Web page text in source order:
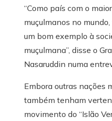
“Como país com o
muçulmanos no
um bom exemplo à
muçulmana”, disse o
Nasaruddin numa
Embora outras nações
também tenham
movimento do “Islão